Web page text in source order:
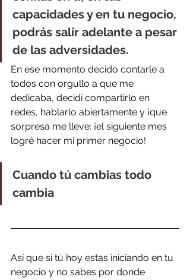
capacidades y en tu negocio,
podrás salir adelante a pesar
de las adversidades.
En ese momento decido contarle a
todos con orgullo a que me
dedicaba, decidí compartirlo en
redes, hablarlo abiertamente y ¡que
sorpresa me lleve: ¡el siguiente mes
logré hacer mi primer negocio!
Cuando tú cambias todo
cambia
Así que si tú hoy estas iniciando en tu
negocio y no sabes por donde